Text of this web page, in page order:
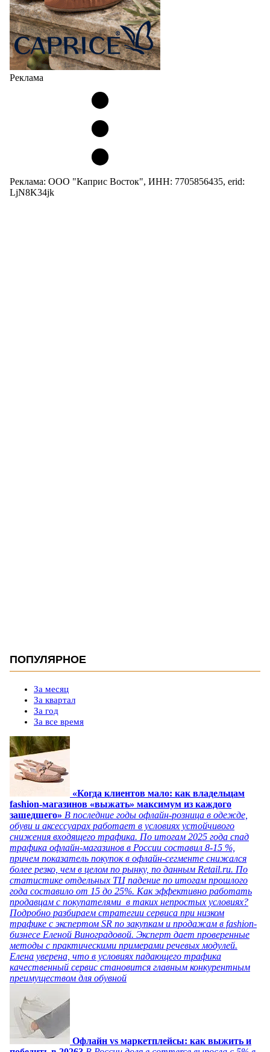
Реклама
Реклама: ООО "Каприс Восток", ИНН: 7705856435, erid:
LjN8K34jk
ПОПУЛЯРНОЕ
За месяц
За квартал
За год
За все время
«Когда клиентов мало: как владельцам
fashion-магазинов «выжать» максимум из каждого
зашедшего» В последние годы офлайн-розница в одежде,
обуви и аксессуарах работает в условиях устойчивого
снижения входящего трафика. По итогам 2025 года спад
трафика офлайн-магазинов в России составил 8-15 %,
причем показатель покупок в офлайн-сегменте снижался
более резко, чем в целом по рынку, по данным Retail.ru. По
статистике отдельных ТЦ падение по итогам прошлого
года составило от 15 до 25%. Как эффективно работать
продавцам с покупателями в таких непростых условиях?
Подробно разбираем стратегии сервиса при низком
трафике с экспертом SR по закупкам и продажам в fashion-
бизнесе Еленой Виноградовой. Эксперт дает проверенные
методы с практическими примерами речевых модулей.
Елена уверена, что в условиях падающего трафика
качественный сервис становится главным конкурентным
преимуществом для обувной
Офлайн vs маркетплейсы: как выжить и